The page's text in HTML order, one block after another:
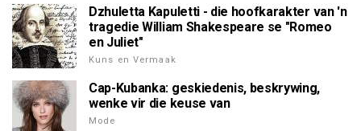
Dzhuletta Kapuletti - die hoofkarakter van 'n
tragedie William Shakespeare se "Romeo
en Juliet"
Kuns en Vermaak
Cap-Kubanka: geskiedenis, beskrywing,
wenke vir die keuse van
Mode